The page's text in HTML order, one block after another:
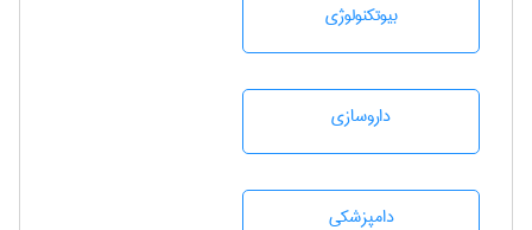
بيوتكنولوژی
داروسازی
دامپزشكی